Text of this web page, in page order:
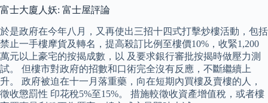
富士大廈人妖: 富士屋評論
於是政府在今年八月，又再使出三招十四式打擊炒樓活動，包括
禁止一手樓摩貨及轉名，提高殺訂比例至樓價10%，收緊1,200
萬元以上豪宅的按揭成數，以 及要求銀行審批按揭時做壓力測
試。 但樓市對政府的招數和口術完全沒有反應，不斷繼續上
升。 政府被迫在十一月落重藥，向在短期內買樓及賣樓的人，
徵收懲罰性 印花稅5%至15%。 措施較徵收資產增值稅，或者樓